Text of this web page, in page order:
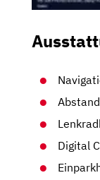
Digital